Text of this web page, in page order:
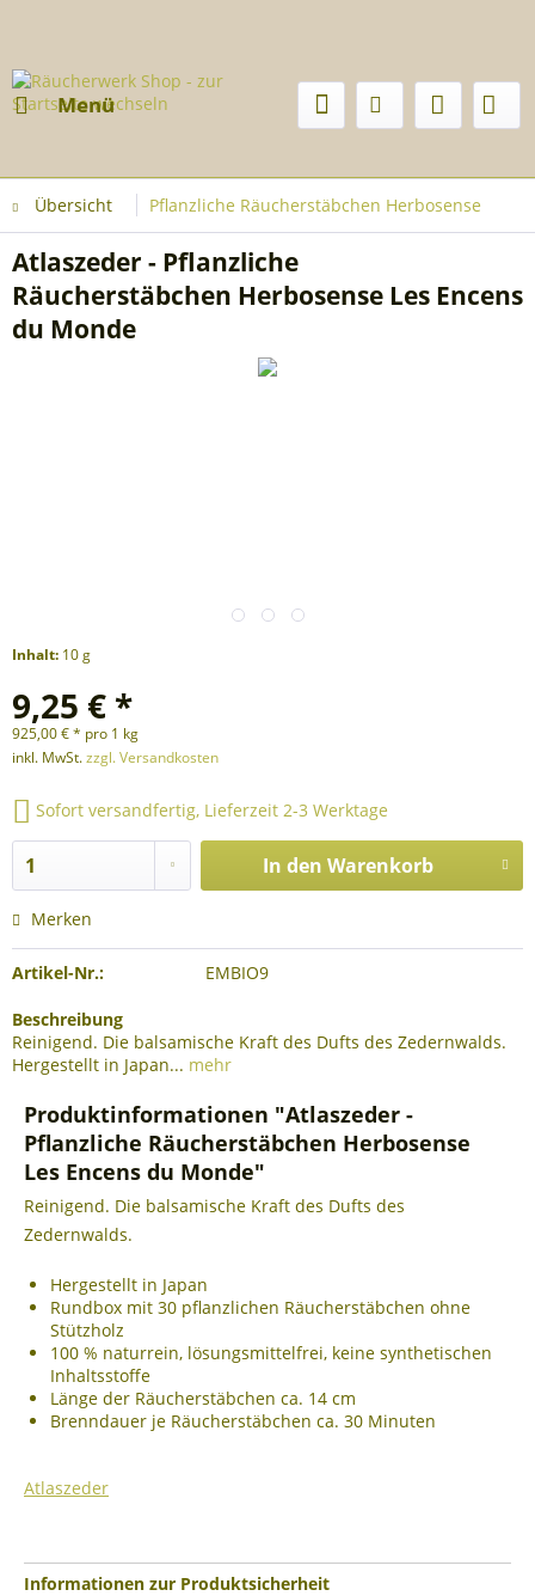
Menü
Übersicht Pflanzliche Räucherstäbchen Herbosense
Atlaszeder - Pflanzliche
Räucherstäbchen Herbosense Les Encens
du Monde
Inhalt: 10 g
9,25 € *
925,00 € * pro 1 kg
inkl. MwSt.zzgl. Versandkosten
Sofort versandfertig, Lieferzeit 2-3 Werktage
In den Warenkorb
Merken
Artikel-Nr.: EMBIO9
Beschreibung
Reinigend. Die balsamische Kraft des Dufts des Zedernwalds.
Hergestellt in Japan... mehr
Produktinformationen "Atlaszeder -
Pflanzliche Räucherstäbchen Herbosense
Les Encens du Monde"
Reinigend. Die balsamische Kraft des Dufts des
Zedernwalds.
Hergestellt in Japan
Rundbox mit 30 pflanzlichen Räucherstäbchen ohne
Stützholz
100 % naturrein, lösungsmittelfrei, keine synthetischen
Inhaltsstoffe
Länge der Räucherstäbchen ca. 14 cm
Brenndauer je Räucherstäbchen ca. 30 Minuten
Atlaszeder
Informationen zur Produktsicherheit